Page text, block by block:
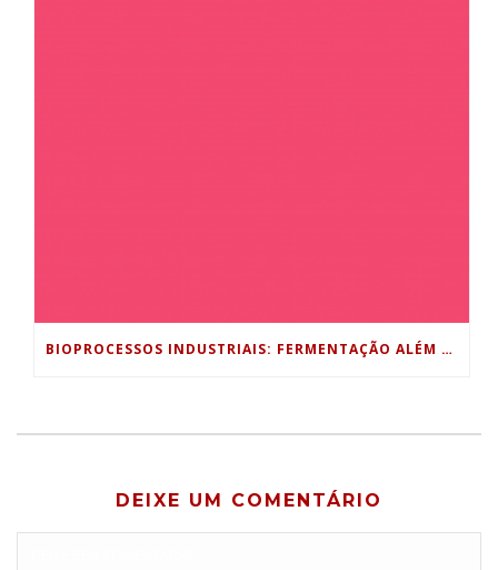
BIOPROCESSOS INDUSTRIAIS: FERMENTAÇÃO ALÉM DA INDÚSTRIA ALIMENTÍCIA
DEIXE UM COMENTÁRIO